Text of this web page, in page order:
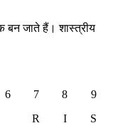
बन जाते हैं। शास्त्रीय
6 7 8
9
R I
S